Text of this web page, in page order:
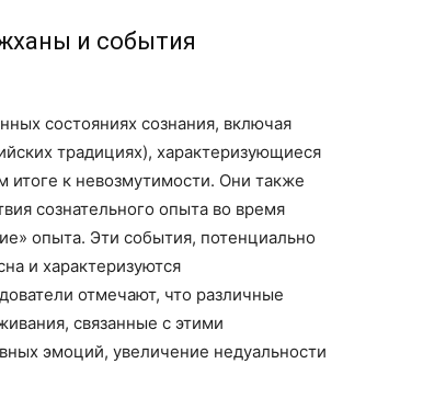
и события
состояниях сознания, включая
традициях), характеризующиеся
итоге к невозмутимости. Они также
сознательного опыта во время
опыта. Эти события, потенциально
и характеризуются
отмечают, что различные
связанные с этими
эмоций, увеличение недуальности